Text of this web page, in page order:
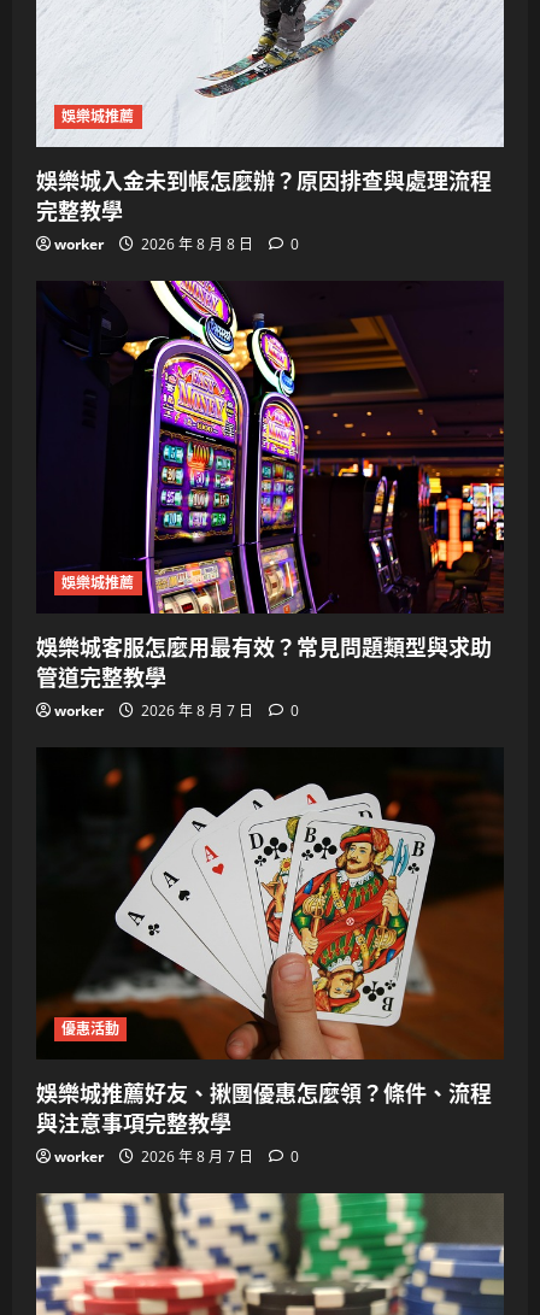
娛樂城推薦
娛樂城入金未到帳怎麼辦？原因排查與處理流程
完整教學
worker 2026 年 8 月 8 日 0
娛樂城推薦
娛樂城客服怎麼用最有效？常見問題類型與求助
管道完整教學
worker 2026 年 8 月 7 日 0
優惠活動
娛樂城推薦好友、揪團優惠怎麼領？條件、流程
與注意事項完整教學
worker 2026 年 8 月 7 日 0